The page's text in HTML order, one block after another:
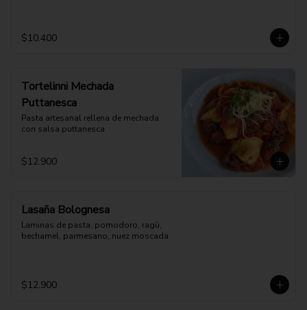
$10.400
Tortelinni Mechada
Puttanesca
Pasta artesanal rellena de mechada
con salsa puttanesca
$12.900
Lasaña Bolognesa
Laminas de pasta, pomodoro, ragù,
bechamel, parmesano, nuez moscada
$12.900